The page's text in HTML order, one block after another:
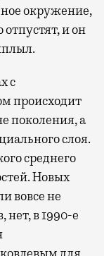
окружение,
и он
с
происходит
поколения, а
слоя.
среднего
Новых
вовсе не
нет, в 1990-е